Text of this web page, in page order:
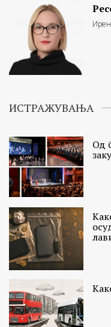
ИСТРАЖУВАЊА
Од